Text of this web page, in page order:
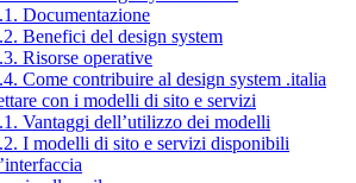
Documentazione
Benefici del design system
Risorse operative
Come contribuire al design system .italia
con i modelli di sito e servizi
Vantaggi dell’utilizzo dei modelli
I modelli di sito e servizi disponibili